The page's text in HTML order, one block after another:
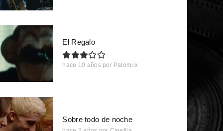
El Regalo
hace 10 años por Palomiix
Sobre todo de noche